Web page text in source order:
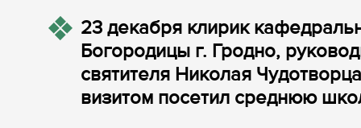
23 декабря клирик
Богородицы г. Гродно,
святителя Николая
визитом посетил среднюю